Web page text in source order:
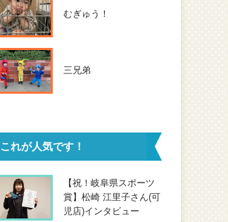
むぎゅう！
三兄弟
これが人気です！
【祝！岐阜県スポーツ
賞】松崎 江里子さん(可
児店)インタビュー